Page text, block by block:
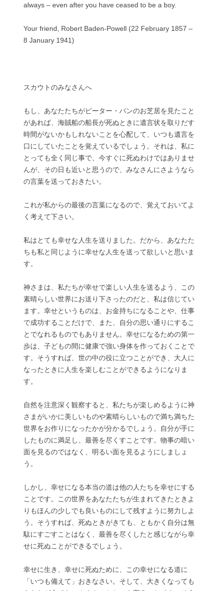
always – even after you have ceased to be a boy.
Your friend, Robert Baden-Powell (22 February 1857 –
8 January 1941)
スカウトのみなさんへ
もし、あなたたちがピーター・パンのお芝居を見たこと
があれば、海賊船の船長が死ぬときに遺言状を取りだす
時間がないかもしれないことを心配して、いつも遺言を
口にしていたことを覚えているでしょう。それは、私に
とっても全く同じ事で、今すぐに死ぬわけではありませ
んが、その日も近いと思うので、みなさんにさようなら
の言葉を送っておきたい。
これが私からの最後の言葉になるので、覚えておいてよ
く考えて下さい。
私はとても幸せな人生を送りました。だから、あなたた
ちも私と同じように幸せな人生を送って欲しいと思いま
す。
神さまは、私たちが幸せで楽しい人生を送るよう、この
素晴らしい世界にお送り下さったのだと、私は信じてい
ます。幸せというものは、お金持ちになることや、仕事
で成功することだけで、また、自分の思い通りにするこ
とでなれるものでもありません。幸せになるための第一
歩は、子どもの間に健康で強い身体を作っておくことで
す。そうすれば、世の中の役に立つことができ、大人に
なったときに人生を楽しむことができるようになりま
す。
自然を注意深く観察すると、私たちが楽しめるように神
さまがいかに美しいものや素晴らしいもので満ち満ちた
世界をお作りになったかが分かるでしょう。自分が手に
したものに満足し、最善を尽くすことです。物事の暗い
面を見るのではなく、明るい面を見るようにしましょ
う。
しかし、幸せになる本当の道は他の人たちを幸せにする
ことです。この世界をあなたたちが生まれてきたときよ
りもほんの少しでも良いものにして残すように努力しよ
う。そうすれば、死ぬときがきても、ともかく自分は無
駄にすごすことはなく、最善を尽くしたと感じながら幸
せに死ぬことができるでしょう。
幸せに生き、幸せに死ぬために、この幸せになる道に
「いつも備えて」おきなさい。そして、大きくなっても